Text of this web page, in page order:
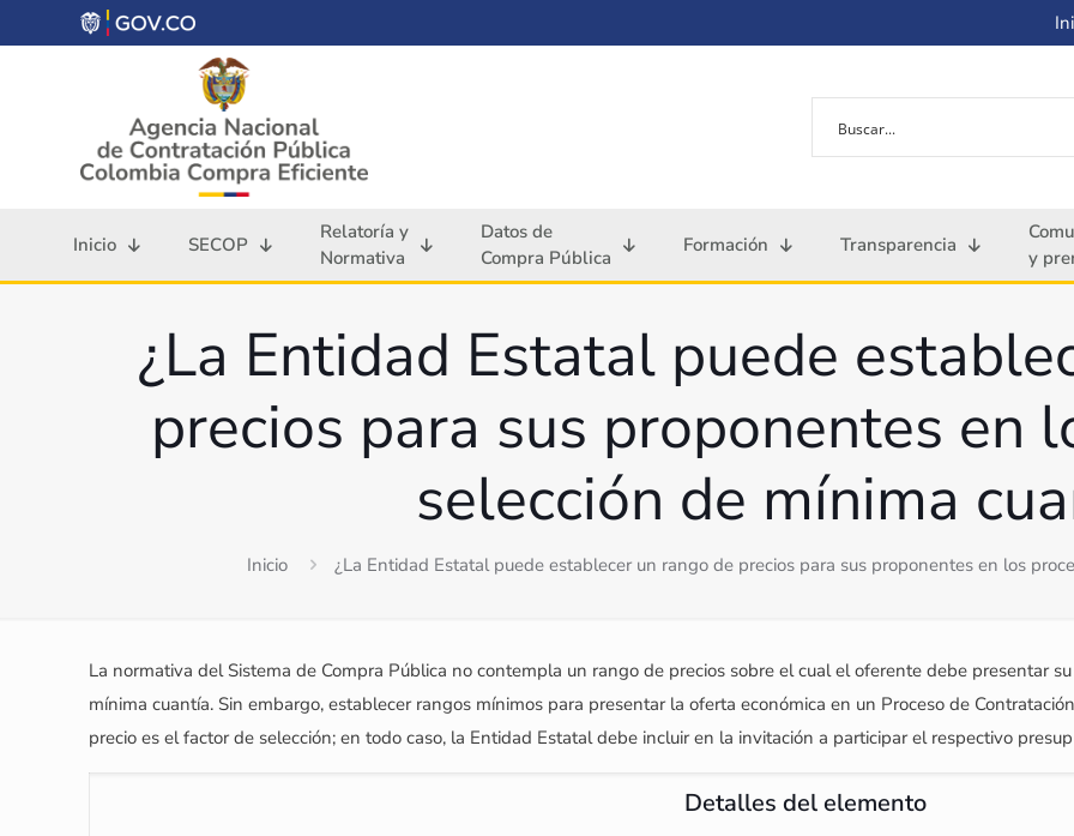
Inicio SECOP
Relatoría y
Normativa
Datos de
Compra Pública
Formación Transparencia
y
¿La Entidad Estatal puede
precios para sus proponentes en
selección de mínima
Inicio ¿La Entidad Estatal puede establecer un rango de precios para sus proponentes en los
La normativa del Sistema de Compra Pública no contempla un rango de precios sobre el cual el oferente debe presentar
mínima cuantía. Sin embargo, establecer rangos mínimos para presentar la oferta económica en un Proceso de
precio es el factor de selección; en todo caso, la Entidad Estatal debe incluir en la invitación a participar el respectivo
Detalles del elemento